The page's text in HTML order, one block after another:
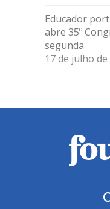
Educador
abre 35º
segunda
17 de julho de